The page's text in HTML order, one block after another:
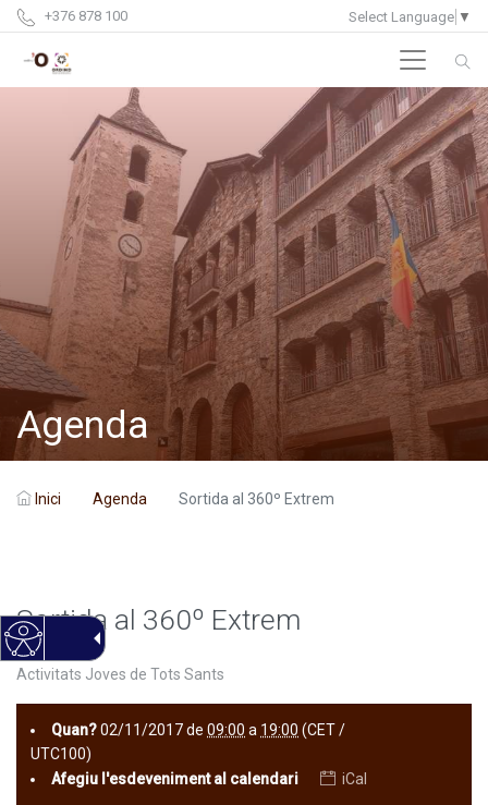
+376 878 100 Select Language ▼
Agenda
Inici Agenda Sortida al 360º Extrem
Sortida al 360º Extrem
Activitats Joves de Tots Sants
Quan?02/11/2017de 09:00 a 19:00 (CET /
UTC100)
Afegiu l'esdeveniment al calendari
iCal